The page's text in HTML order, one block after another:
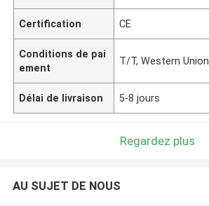
Certification CE
Conditions de pai
ement
T/T, Western Union
Délai de livraison 5-8 jours
Regardez plus
AU SUJET DE NOUS